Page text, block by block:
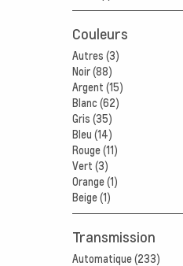
Couleurs
Autres (3)
Noir (88)
Argent (15)
Blanc (62)
Gris (35)
Bleu (14)
Rouge (11)
Vert (3)
Orange (1)
Beige (1)
Transmission
Automatique (233)